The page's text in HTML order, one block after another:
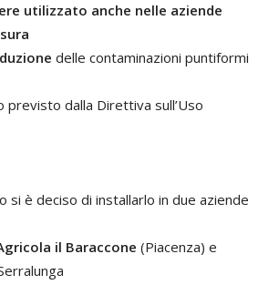
utilizzato anche nelle aziende
delle contaminazioni puntiformi
previsto dalla Direttiva sull’Uso
si è deciso di installarlo in due aziende
il Baraccone (Piacenza) e